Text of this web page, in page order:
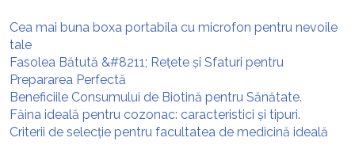
Cea mai buna boxa portabila cu microfon pentru nevoile
tale
Fasolea Bătută &#8211; Rețete și Sfaturi pentru
Prepararea Perfectă
Beneficiile Consumului de Biotină pentru Sănătate.
Făina ideală pentru cozonac: caracteristici și tipuri.
Criterii de selecție pentru facultatea de medicină ideală